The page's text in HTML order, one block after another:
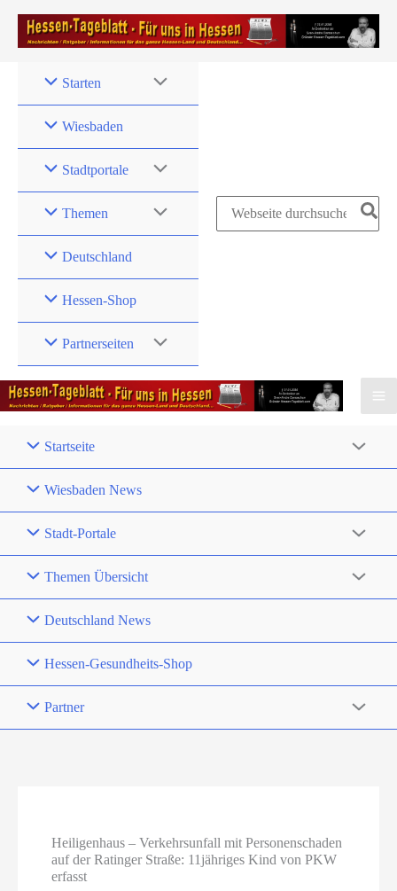
Zum
Inhalt
Starten
Wiesbaden
Stadtportale
Themen
Deutschland
Hessen-Shop
Partnerseiten
Search
Startseite
Wiesbaden News
Stadt-Portale
Themen Übersicht
Deutschland News
Hessen-Gesundheits-Shop
Partner
Heiligenhaus – Verkehrsunfall mit Personenschaden
auf der Ratinger Straße: 11jähriges Kind von PKW
erfasst